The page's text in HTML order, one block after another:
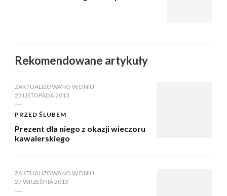
Rekomendowane artykuły
ZAKTUALIZOWANO W DNIU
25 LISTOPADA 2013
PRZED ŚLUBEM
Prezent dla niego z okazji wieczoru
kawalerskiego
ZAKTUALIZOWANO W DNIU
27 WRZEŚNIA 2013